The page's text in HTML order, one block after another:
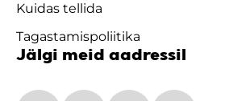
Kuidas tellida
Tagastamispoliitika
Jälgi meid aadressil